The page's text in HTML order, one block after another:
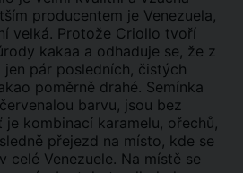
producentem je Venezuela,
velká. Protože Criollo tvoří
kakaa a odhaduje se, že z
pár posledních, čistých
poměrně drahé. Semínka
barvu, jsou bez
kombinací karamelu, ořechů,
přejezd na místo, kde se
celé Venezuele. Na místě se